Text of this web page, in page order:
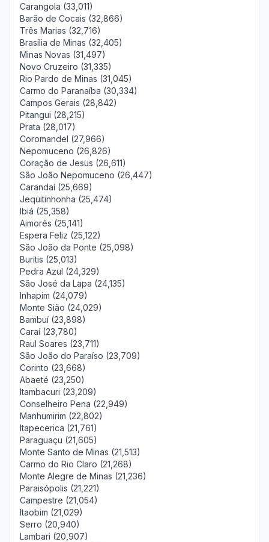
Carangola (33,011)
Barão de Cocais (32,866)
Três Marias (32,716)
Brasília de Minas (32,405)
Minas Novas (31,497)
Novo Cruzeiro (31,335)
Rio Pardo de Minas (31,045)
Carmo do Paranaíba (30,334)
Campos Gerais (28,842)
Pitangui (28,215)
Prata (28,017)
Coromandel (27,966)
Nepomuceno (26,826)
Coração de Jesus (26,611)
São João Nepomuceno (26,447)
Carandaí (25,669)
Jequitinhonha (25,474)
Ibiá (25,358)
Aimorés (25,141)
Espera Feliz (25,122)
São João da Ponte (25,098)
Buritis (25,013)
Pedra Azul (24,329)
São José da Lapa (24,135)
Inhapim (24,079)
Monte Sião (24,029)
Bambuí (23,898)
Caraí (23,780)
Raul Soares (23,711)
São João do Paraíso (23,709)
Corinto (23,668)
Abaeté (23,250)
Itambacuri (23,209)
Conselheiro Pena (22,949)
Manhumirim (22,802)
Itapecerica (21,761)
Paraguaçu (21,605)
Monte Santo de Minas (21,513)
Carmo do Rio Claro (21,268)
Monte Alegre de Minas (21,236)
Paraisópolis (21,221)
Campestre (21,054)
Itaobim (21,029)
Serro (20,940)
Lambari (20,907)